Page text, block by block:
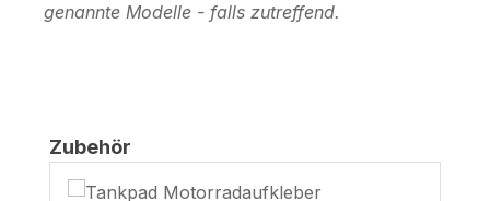
genannte Modelle - falls zutreffend.
Produktgalerie überspringen
Zubehör